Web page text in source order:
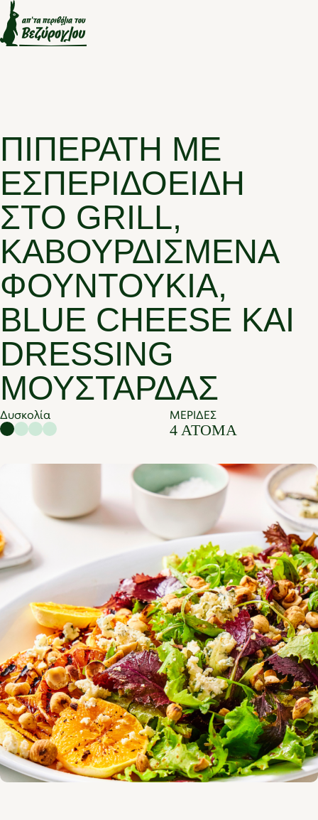
ΠΙΠΕΡΆΤΗ ΜΕ
ΕΣΠΕΡΙΔΟΕΙΔΉ
ΣΤΟ GRILL,
ΚΑΒΟΥΡΔΙΣΜΈΝΑ
ΦΟΥΝΤΟΎΚΙΑ,
BLUE CHEESE ΚΑΙ
DRESSING
ΜΟΥΣΤΆΡΔΑΣ
Δυσκολία ΜΕΡΙΔΕΣ
4 ΆΤΟΜΑ